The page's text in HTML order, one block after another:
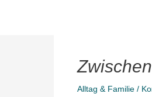
Alltag & Familie /